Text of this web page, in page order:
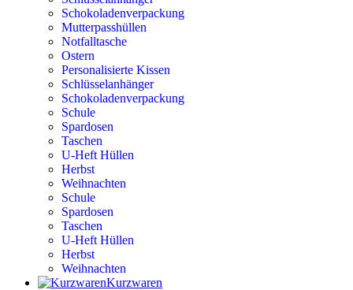
Schokoladenverpackung
Mutterpasshüllen
Notfalltasche
Ostern
Personalisierte Kissen
Schlüsselanhänger
Schokoladenverpackung
Schule
Spardosen
Taschen
U-Heft Hüllen
Herbst
Weihnachten
Schule
Spardosen
Taschen
U-Heft Hüllen
Herbst
Weihnachten
Kurzwaren